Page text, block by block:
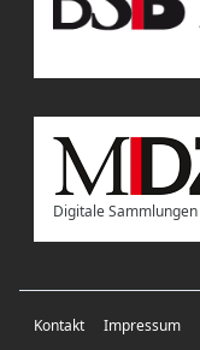
Digitale Sammlungen
Kontakt Impressum